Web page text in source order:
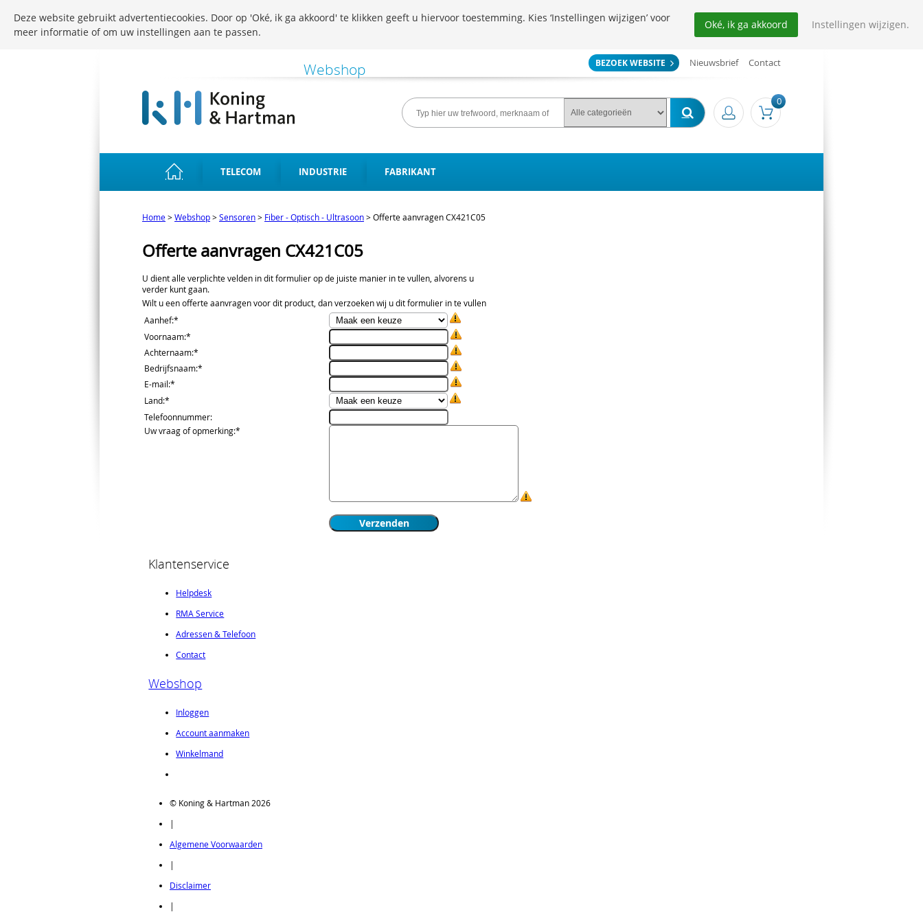
BEZOEK WEBSITE Nieuwsbrief Contact
0
TELECOM INDUSTRIE FABRIKANT
Home>Webshop>Sensoren> Fiber - Optisch - Ultrasoon>Offerte aanvragen CX421C05
Offerte aanvragen CX421C05
U dient alle verplichte velden in dit formulier op de juiste manier in te vullen, alvorens u
verder kunt gaan.
Wilt u een offerte aanvragen voor dit product, dan verzoeken wij u dit formulier in te vullen
Aanhef:*
Voornaam:*
Achternaam:*
Bedrijfsnaam:*
E-mail:*
Land:*
Telefoonnummer:
Uw vraag of opmerking:*
Klantenservice
Helpdesk
RMA Service
Adressen & Telefoon
Contact
Webshop
Inloggen
Account aanmaken
Winkelmand
© Koning & Hartman 2026
|
Algemene Voorwaarden
|
Disclaimer
|
Deze website gebruikt advertentiecookies. Door op 'Oké, ik ga akkoord' te klikken geeft u hiervoor toestemming. Kies ‘Instellingen wijzigen’ voor
meer informatie of om uw instellingen aan te passen.
Oké, ik ga akkoord Instellingen wijzigen.